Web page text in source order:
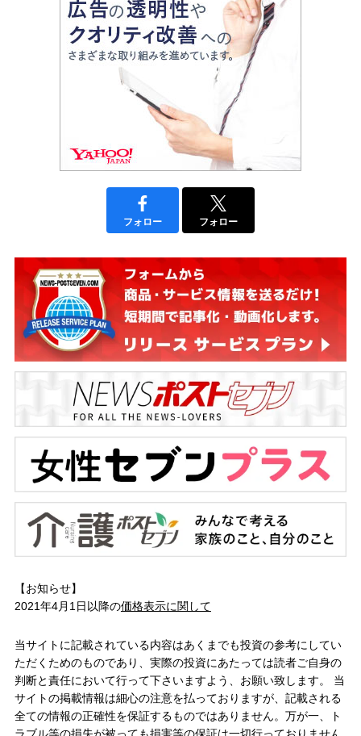
フォロー フォロー
【お知らせ】
2021年4月1日以降の価格表示に関して
当サイトに記載されている内容はあくまでも投資の参考にしてい
ただくためのものであり、実際の投資にあたっては読者ご自身の
判断と責任において行って下さいますよう、お願い致します。 当
サイトの掲載情報は細心の注意を払っておりますが、記載される
全ての情報の正確性を保証するものではありません。万が一、ト